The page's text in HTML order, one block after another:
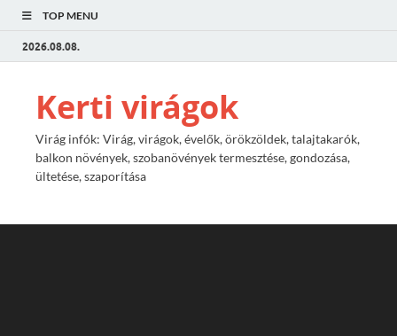
TOP MENU
2026.08.08.
Kerti virágok
Virág infók: Virág, virágok, évelők, örökzöldek, talajtakarók,
balkon növények, szobanövények termesztése, gondozása,
ültetése, szaporítása